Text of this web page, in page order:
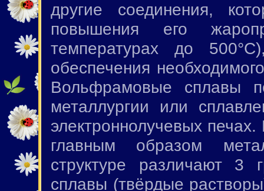
другие соединения,
повышения его
температурах до
обеспечения
Вольфрамовые сплавы
металлургии или
электроннолучевых
главным образом
структуре различают 3
сплавы (твёрдые